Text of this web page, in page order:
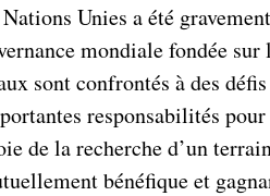
Unies a été
mondiale fondée
sont confrontés à des
responsabilités
de la recherche d’un
bénéfique et